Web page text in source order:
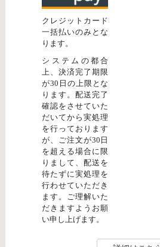
クレジットカード
一括払いのみとな
ります。
システムの都合
上、決済完了期限
が30日の上限とな
ります。配送完了
確認をさせていた
だいてから実処理
を行っております
が、ご注文が30日
を超える場合に限
りまして、配送を
待たずに実処理を
行わせていただき
ます。ご理解いた
だきますようお願
い申し上げます。